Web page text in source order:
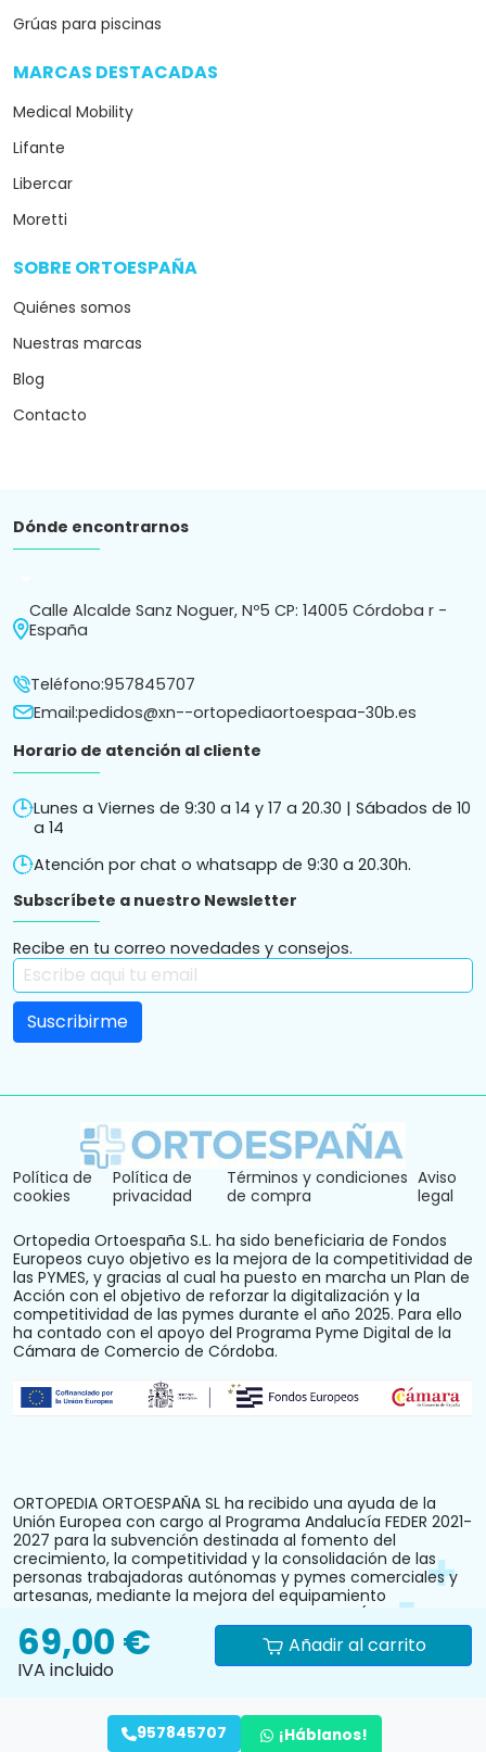
Grúas para piscinas
MARCAS DESTACADAS
Medical Mobility
Lifante
Libercar
Moretti
SOBRE ORTOESPAÑA
Quiénes somos
Nuestras marcas
Blog
Contacto
Dónde encontrarnos
Calle Alcalde Sanz Noguer, Nº5 CP: 14005 Córdoba r -
España
Teléfono:957845707
Email:pedidos@xn--ortopediaortoespaa-30b.es
Horario de atención al cliente
Lunes a Viernes de 9:30 a 14 y 17 a 20.30 | Sábados de 10
a 14
Atención por chat o whatsapp de 9:30 a 20.30h.
Subscríbete a nuestro Newsletter
Recibe en tu correo novedades y consejos.
Política de
cookies
Política de
privacidad
Términos y condiciones
de compra
Aviso
legal
Ortopedia Ortoespaña S.L. ha sido beneficiaria de Fondos
Europeos cuyo objetivo es la mejora de la competitividad de
las PYMES, y gracias al cual ha puesto en marcha un Plan de
Acción con el objetivo de reforzar la digitalización y la
competitividad de las pymes durante el año 2025. Para ello
ha contado con el apoyo del Programa Pyme Digital de la
Cámara de Comercio de Córdoba.
ORTOPEDIA ORTOESPAÑA SL ha recibido una ayuda de la
Unión Europea con cargo al Programa Andalucía FEDER 2021-
2027 para la subvención destinada al fomento del
crecimiento, la competitividad y la consolidación de las
personas trabajadoras autónomas y pymes comerciales y
artesanas, mediante la mejora del equipamiento
productivo, instalaciones u otros activos fijos (reforma y
acondicionamiento del local comercial). N.º Expediente:
PYM242024CO000000028.
69,00 €
IVA incluido
Añadir al carrito
957845707 ¡Háblanos!